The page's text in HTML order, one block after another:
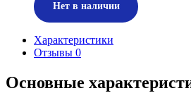
Нет в наличии
Характеристики
Отзывы 0
Основные